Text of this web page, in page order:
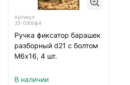
Артикул
35-0300ф4
Ручка фиксатор барашек
разборный d21 с болтом
М6х16, 4 шт.
В наличии